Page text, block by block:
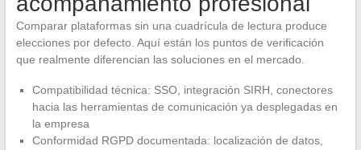
Comparar plataformas sin una cuadrícula de lectura produce
elecciones por defecto. Aquí están los puntos de verificación
que realmente diferencian las soluciones en el mercado.
Compatibilidad técnica: SSO, integración SIRH, conectores
hacia las herramientas de comunicación ya desplegadas en
la empresa
Conformidad RGPD documentada: localización de datos,